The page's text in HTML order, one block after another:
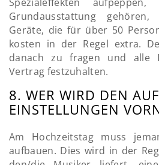
Grundausstattung
Geräte, die für über 50
kosten in der Regel extra.
danach zu fragen und alle
Vertrag festzuhalten.
8. WER WIRD DEN
EINSTELLUNGEN
Am Hochzeitstag muss
aufbauen. Dies wird in der